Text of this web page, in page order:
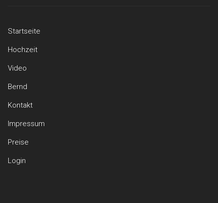
Startseite
Hochzeit
Video
Bernd
Kontakt
Impressum
Preise
Login